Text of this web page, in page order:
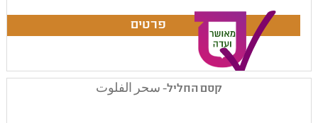
קסם החליל- سحر الفلوت